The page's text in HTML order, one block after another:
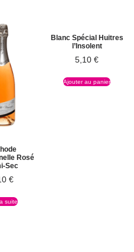
Rosé
Sec
€
suite
Blanc Spécial Huitres
l’Insolent
5,10 €
Ajouter au panier